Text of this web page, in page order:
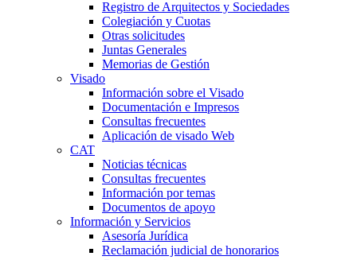
Registro de Arquitectos y Sociedades
Colegiación y Cuotas
Otras solicitudes
Juntas Generales
Memorias de Gestión
Visado
Información sobre el Visado
Documentación e Impresos
Consultas frecuentes
Aplicación de visado Web
CAT
Noticias técnicas
Consultas frecuentes
Información por temas
Documentos de apoyo
Información y Servicios
Asesoría Jurídica
Reclamación judicial de honorarios